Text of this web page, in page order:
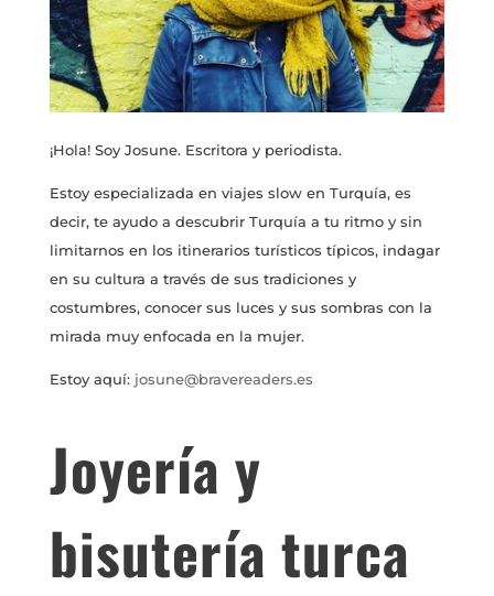
¡Hola! Soy Josune. Escritora y periodista.
Estoy especializada en viajes slow en Turquía, es
decir, te ayudo a descubrir Turquía a tu ritmo y sin
limitarnos en los itinerarios turísticos típicos, indagar
en su cultura a través de sus tradiciones y
costumbres, conocer sus luces y sus sombras con la
mirada muy enfocada en la mujer.
Estoy aquí: josune@bravereaders.es
Joyería y
bisutería turca